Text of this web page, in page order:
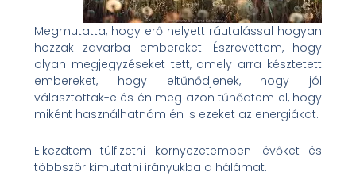
Megmutatta, hogy erő helyett ráutalással hogyan
hozzak zavarba embereket. Észrevettem, hogy
olyan megjegyzéseket tett, amely arra késztetett
embereket, hogy eltűnődjenek, hogy jól
választottak-e és én meg azon tűnődtem el, hogy
miként használhatnám én is ezeket az energiákat.
Elkezdtem túlfizetni környezetemben lévőket és
többször kimutatni irányukba a hálámat.